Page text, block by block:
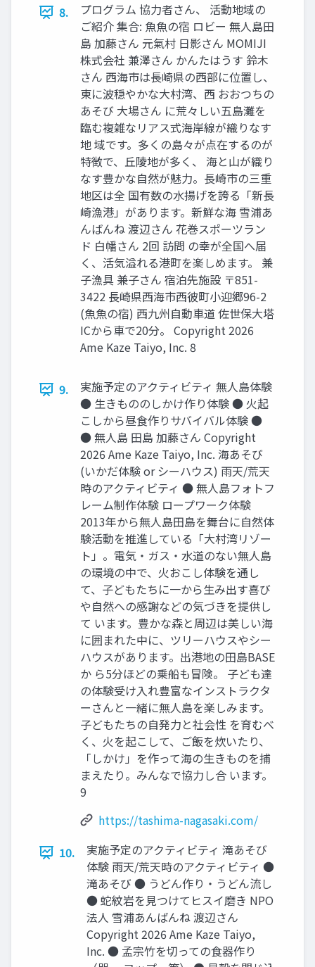
8.
プログラム 協⼒者さん、 活動地域の
ご紹介 集合: ⿂⿂の宿 ロビー 無⼈島⽥
島 加藤さん 元氣村 ⽇影さん MOMIJI
株式会社 兼澤さん かんたはうす 鈴木
さん ⻄海市は⻑崎県の⻄部に位置し、
東に波穏やかな⼤村湾、⻄ おおつちの
あそび 大場さん に荒々しい五島灘を
臨む複雑なリアス式海岸線が織りなす
地 域です。多くの島々が点在するのが
特徴で、丘陵地が多く、 海と⼭が織り
なす豊かな⾃然が魅⼒。⻑崎市の三重
地区は全 国有数の⽔揚げを誇る「新⻑
崎漁港」があります。新鮮な海 雪浦あ
んばんね 渡辺さん 花巻スポーツラン
ド 白幡さん 2回 訪問 の幸が全国へ届
く、活気溢れる港町を楽しめます。 兼
⼦漁具 兼⼦さん 宿泊先施設 〒851-
3422 ⻑崎県⻄海市⻄彼町⼩迎郷96-2
(⿂⿂の宿) ⻄九州⾃動⾞道 佐世保⼤塔
ICから⾞で20分。 Copyright 2026
Ame Kaze Taiyo, Inc. 8
9.
実施予定のアクティビティ 無⼈島体験
● ⽣きもののしかけ作り体験 ● ⽕起
こしから昼⾷作りサバイバル体験 ●
● 無⼈島 ⽥島 加藤さん Copyright
2026 Ame Kaze Taiyo, Inc. 海あそび
(いかだ体験 or シーハウス) ⾬天/荒天
時のアクティビティ ● 無人島フォトフ
レーム制作体験 ロープワーク体験
2013年から無⼈島⽥島を舞台に⾃然体
験活動を推進している「⼤村湾リゾー
ト」。電気‧ガス‧⽔道のない無⼈島
の環境の中で、⽕おこし体験を通し
て、⼦どもたちに⼀から⽣み出す喜び
や⾃然への感謝などの気づきを提供し
て います。豊かな森と周辺は美しい海
に囲まれた中に、ツリーハウスやシー
ハウスがあります。出港地の⽥島BASE
か ら5分ほどの乗船も冒険。 ⼦ども達
の体験受け⼊れ豊富なインストラクタ
ーさんと⼀緒に無⼈島を楽しみます。
⼦どもたちの⾃発⼒と社会性 を育むべ
く、⽕を起こして、ご飯を炊いたり、
「しかけ」を作って海の⽣きものを捕
まえたり。みんなで協⼒し合 います。
9
https://tashima-nagasaki.com/
10.
実施予定のアクティビティ 滝あそび
体験 ⾬天/荒天時のアクティビティ ●
滝あそび ● うどん作り‧うどん流し
● 蛇紋岩を見つけてヒスイ磨き NPO
法⼈ 雪浦あんばんね 渡辺さん
Copyright 2026 Ame Kaze Taiyo,
Inc. ● 孟宗竹を切っての食器作り